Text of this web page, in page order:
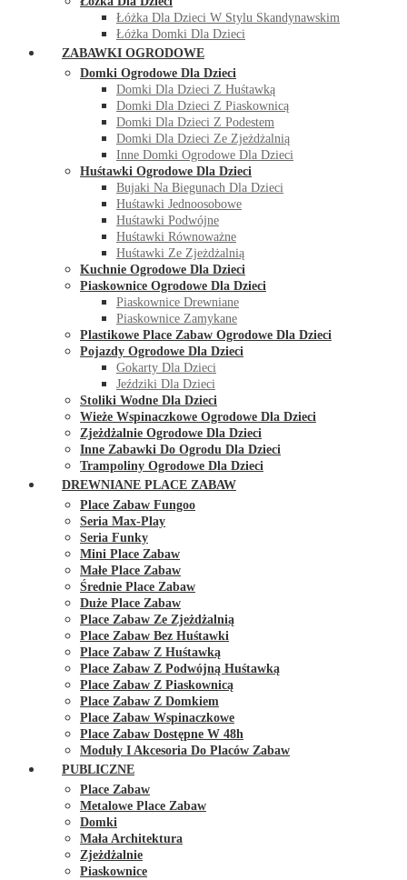
Łóżka Dla Dzieci W Stylu Skandynawskim
Łóżka Domki Dla Dzieci
ZABAWKI OGRODOWE
Domki Ogrodowe Dla Dzieci
Domki Dla Dzieci Z Huśtawką
Domki Dla Dzieci Z Piaskownicą
Domki Dla Dzieci Z Podestem
Domki Dla Dzieci Ze Zjeżdżalnią
Inne Domki Ogrodowe Dla Dzieci
Huśtawki Ogrodowe Dla Dzieci
Bujaki Na Biegunach Dla Dzieci
Huśtawki Jednoosobowe
Huśtawki Podwójne
Huśtawki Równoważne
Huśtawki Ze Zjeżdżalnią
Kuchnie Ogrodowe Dla Dzieci
Piaskownice Ogrodowe Dla Dzieci
Piaskownice Drewniane
Piaskownice Zamykane
Plastikowe Place Zabaw Ogrodowe Dla Dzieci
Pojazdy Ogrodowe Dla Dzieci
Gokarty Dla Dzieci
Jeździki Dla Dzieci
Stoliki Wodne Dla Dzieci
Wieże Wspinaczkowe Ogrodowe Dla Dzieci
Zjeżdżalnie Ogrodowe Dla Dzieci
Inne Zabawki Do Ogrodu Dla Dzieci
Trampoliny Ogrodowe Dla Dzieci
DREWNIANE PLACE ZABAW
Place Zabaw Fungoo
Seria Max-Play
Seria Funky
Mini Place Zabaw
Małe Place Zabaw
Średnie Place Zabaw
Duże Place Zabaw
Place Zabaw Ze Zjeżdżalnią
Place Zabaw Bez Huśtawki
Place Zabaw Z Huśtawką
Place Zabaw Z Podwójną Huśtawką
Place Zabaw Z Piaskownicą
Place Zabaw Z Domkiem
Place Zabaw Wspinaczkowe
Place Zabaw Dostępne W 48h
Moduły I Akcesoria Do Placów Zabaw
PUBLICZNE
Place Zabaw
Metalowe Place Zabaw
Domki
Mała Architektura
Zjeżdżalnie
Piaskownice